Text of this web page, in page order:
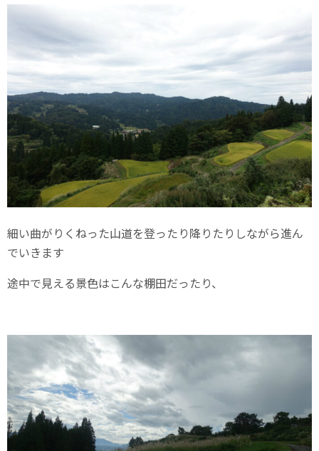
細い曲がりくねった山道を登ったり降りたりしながら進ん
でいきます
途中で見える景色はこんな棚田だったり、